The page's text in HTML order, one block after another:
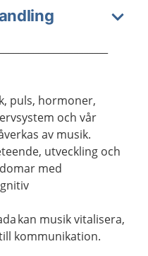
puls, hormoner,
och vår
av musik.
utveckling och
med
kan musik vitalisera,
kommunikation.